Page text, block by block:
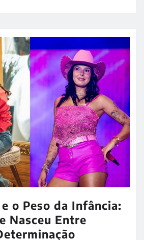
o Peso da Infância:
Nasceu Entre